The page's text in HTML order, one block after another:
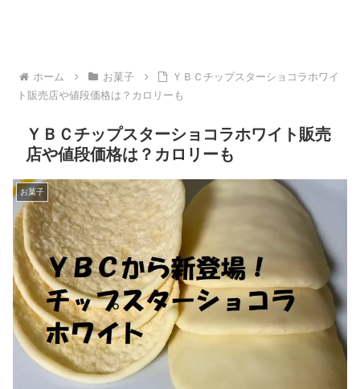
ホーム お菓子
ＹＢＣチップスターショコラホワイ
ト販売店や値段価格は？カロリーも
ＹＢＣチップスターショコラホワイト販売
店や値段価格は？カロリーも
お菓子